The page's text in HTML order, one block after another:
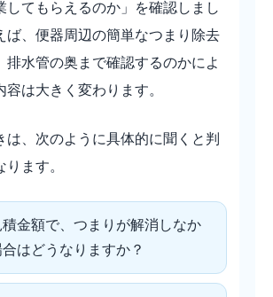
してもらえるのか」を確認しまし
ば、便器周辺の簡単なつまり除去
排水管の奥まで確認するのかによ
容は大きく変わります。
は、次のように具体的に聞くと判
ます。
積金額で、つまりが解消しなか
合はどうなりますか？